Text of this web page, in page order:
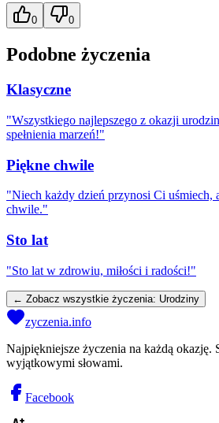
0 0
Podobne życzenia
Klasyczne
"Wszystkiego najlepszego z okazji
spełnienia marzeń!"
Piękne chwile
"Niech każdy dzień przynosi Ci uśmiech,
chwile."
Sto lat
"Sto lat w zdrowiu, miłości i radości!"
← Zobacz wszystkie życzenia: Urodziny
zyczenia.info
Najpiękniejsze życzenia na każdą okazję.
wyjątkowymi słowami.
Facebook